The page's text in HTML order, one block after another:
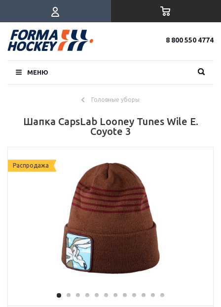
8 800 550 4774
МЕНЮ
Головные уборы
Шапка CapsLab Looney Tunes Wile E.
Coyote 3
Распродажа